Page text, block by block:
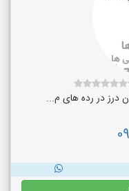
درز در رده های م...